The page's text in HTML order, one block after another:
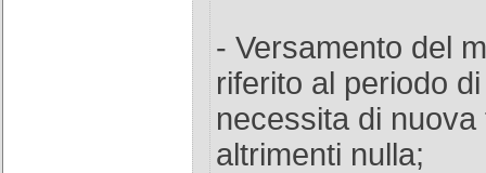
- Versamento del
riferito al periodo
necessita di
altrimenti nulla;